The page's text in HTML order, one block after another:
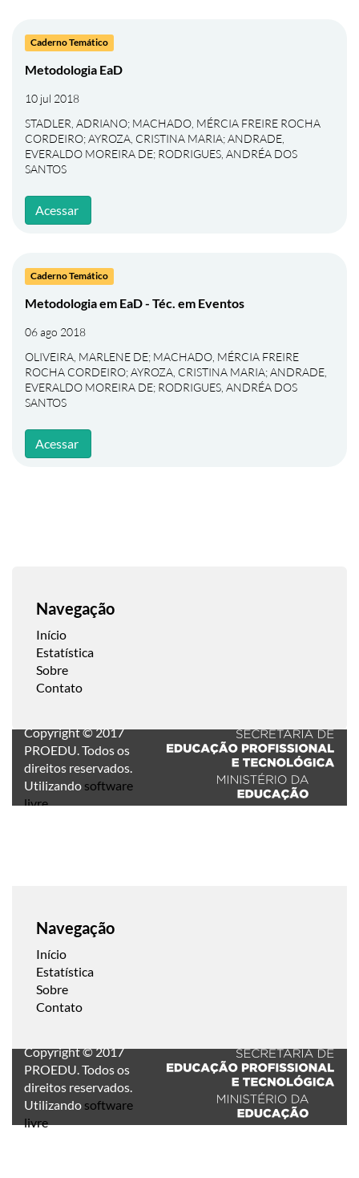
Caderno Temático
Metodologia EaD
10 jul 2018
STADLER, ADRIANO; MACHADO, MÉRCIA FREIRE ROCHA
CORDEIRO;AYROZA, CRISTINA MARIA;ANDRADE,
EVERALDO MOREIRA DE; RODRIGUES, ANDRÉA DOS
SANTOS
Acessar
Caderno Temático
Metodologia em EaD - Téc. em Eventos
06 ago 2018
OLIVEIRA, MARLENE DE; MACHADO, MÉRCIA FREIRE
ROCHA CORDEIRO;AYROZA, CRISTINA MARIA;ANDRADE,
EVERALDO MOREIRA DE; RODRIGUES, ANDRÉA DOS
SANTOS
Acessar
Navegação
Início
Estatística
Sobre
Contato
Copyright © 2017
PROEDU. Todos os
direitos reservados.
Utilizando software
livre.
Navegação
Início
Estatística
Sobre
Contato
Copyright © 2017
PROEDU. Todos os
direitos reservados.
Utilizando software
livre.